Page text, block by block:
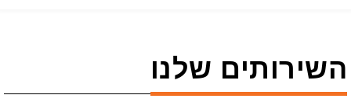
השירותים שלנו